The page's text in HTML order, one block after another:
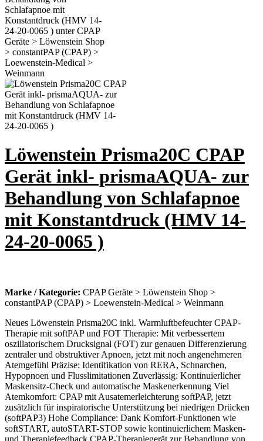
Löwenstein Prisma20C CPAP
Gerät inkl- prismaAQUA- zur
Behandlung von Schlafapnoe
mit Konstantdruck (HMV 14-
24-20-0065 )
Marke / Kategorie: CPAP Geräte > Löwenstein Shop >
constantPAP (CPAP) > Loewenstein-Medical > Weinmann
Neues Löwenstein Prisma20C inkl. Warmluftbefeuchter CPAP-
Therapie mit softPAP und FOT Therapie: Mit verbessertem
oszillatorischem Drucksignal (FOT) zur genauen Differenzierung
zentraler und obstruktiver Apnoen, jetzt mit noch angenehmeren
Atemgefühl Präzise: Identifikation von RERA, Schnarchen,
Hypopnoen und Flusslimitationen Zuverlässig: Kontinuierlicher
Maskensitz-Check und automatische Maskenerkennung Viel
Atemkomfort: CPAP mit Ausatemerleichterung softPAP, jetzt
zusätzlich für inspiratorische Unterstützung bei niedrigen Drücken
(softPAP3) Hohe Compliance: Dank Komfort-Funktionen wie
softSTART, autoSTART-STOP sowie kontinuierlichem Masken-
und Therapiefeedback CPAP-Therapiegerät zur Behandlung von